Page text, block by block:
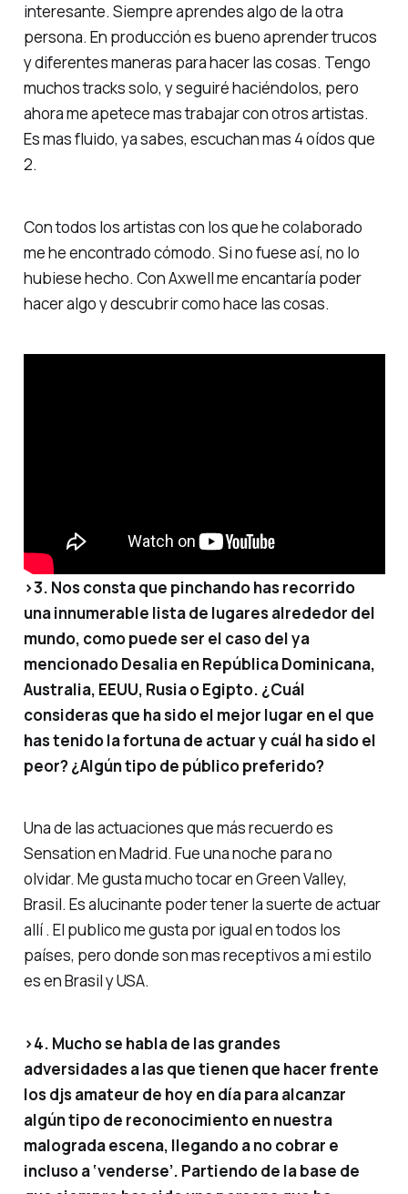
interesante. Siempre aprendes algo de la otra
persona. En producción es bueno aprender trucos
y diferentes maneras para hacer las cosas. Tengo
muchos tracks solo, y seguiré haciéndolos, pero
ahora me apetece mas trabajar con otros artistas.
Es mas fluido, ya sabes, escuchan mas 4 oídos que
2.
Con todos los artistas con los que he colaborado
me he encontrado cómodo. Si no fuese así, no lo
hubiese hecho. Con Axwell me encantaría poder
hacer algo y descubrir como hace las cosas.
>3. Nos consta que pinchando has recorrido
una innumerable lista de lugares alrededor del
mundo, como puede ser el caso del ya
mencionado Desalia en República Dominicana,
Australia, EEUU, Rusia o Egipto. ¿Cuál
consideras que ha sido el mejor lugar en el que
has tenido la fortuna de actuar y cuál ha sido el
peor? ¿Algún tipo de público preferido?
Una de las actuaciones que más recuerdo es
Sensation en Madrid. Fue una noche para no
olvidar. Me gusta mucho tocar en Green Valley,
Brasil. Es alucinante poder tener la suerte de actuar
allí . El publico me gusta por igual en todos los
países, pero donde son mas receptivos a mi estilo
es en Brasil y USA.
>4. Mucho se habla de las grandes
adversidades a las que tienen que hacer frente
los djs amateur de hoy en día para alcanzar
algún tipo de reconocimiento en nuestra
malograda escena, llegando a no cobrar e
incluso a ‘venderse’. Partiendo de la base de